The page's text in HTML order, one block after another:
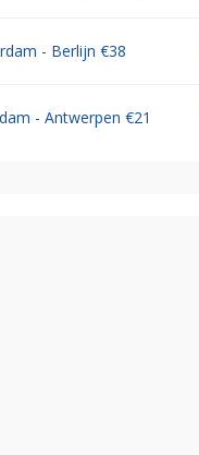
- Berlijn €38
- Antwerpen €21